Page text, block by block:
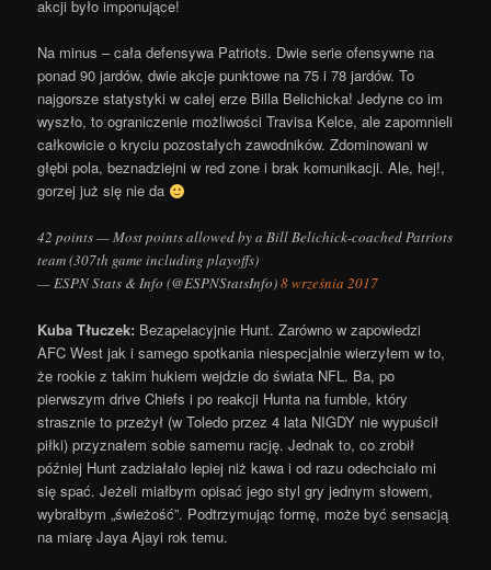
akcji było imponujące!
Na minus – cała defensywa Patriots. Dwie serie ofensywne na
ponad 90 jardów, dwie akcje punktowe na 75 i 78 jardów. To
najgorsze statystyki w całej erze Billa Belichicka! Jedyne co im
wyszło, to ograniczenie możliwości Travisa Kelce, ale zapomnieli
całkowicie o kryciu pozostałych zawodników. Zdominowani w
głębi pola, beznadziejni w red zone i brak komunikacji. Ale, hej!,
gorzej już się nie da
42 points — Most points allowed by a Bill Belichick-coached Patriots
team (307th game including playoffs)
— ESPN Stats & Info (@ESPNStatsInfo)8 września 2017
Kuba Tłuczek: Bezapelacyjnie Hunt. Zarówno w zapowiedzi
AFC West jak i samego spotkania niespecjalnie wierzyłem w to,
że rookie z takim hukiem wejdzie do świata NFL. Ba, po
pierwszym drive Chiefs i po reakcji Hunta na fumble, który
strasznie to przeżył (w Toledo przez 4 lata NIGDY nie wypuścił
piłki) przyznałem sobie samemu rację. Jednak to, co zrobił
później Hunt zadziałało lepiej niż kawa i od razu odechciało mi
się spać. Jeżeli miałbym opisać jego styl gry jednym słowem,
wybrałbym „świeżość”. Podtrzymując formę, może być sensacją
na miarę Jaya Ajayi rok temu.